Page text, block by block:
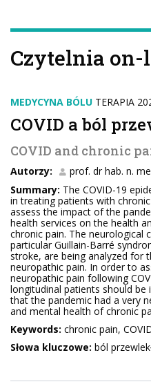
Czytelnia
MEDYCYNA BÓLU TERAPIA
COVID a ból
COVID and chronic
Autorzy:
prof. dr hab. n.
Summary: The COVID-19
in treating patients with
assess the impact of the
health services on the health
chronic pain. The neurological
particular Guillain-Barré
stroke, are being analyzed for
neuropathic pain. In order to
neuropathic pain following
longitudinal patients should
that the pandemic had a very
and mental health of chronic
Keywords: chronic pain,
Słowa kluczowe: ból